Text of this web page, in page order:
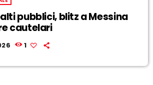
pubblici, blitz a Messina
cautelari
1